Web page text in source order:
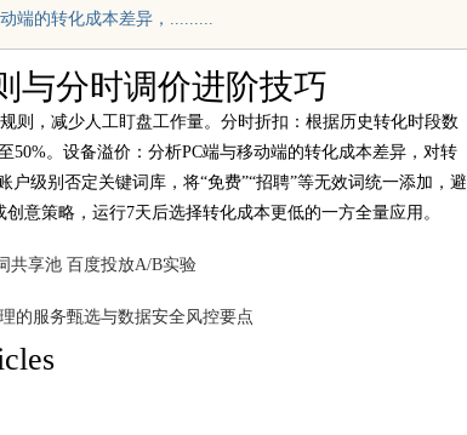
端的转化成本差异，.........
与分时调价进阶技巧
onclick： 4
则，减少人工盯盘工作量。分时折扣：根据历史转化时段数
50%。设备溢价：分析PC端与移动端的转化成本差异，对转
级别否定关键词库，将“免费”“招聘”等无效词统一添加，避
意策略，运行7天后选择转化成本更低的一方全量应用。
共享池 百度投放A/B实验
的服务甄选与数据安全风控要点
武汉配眼镜 上海配眼镜